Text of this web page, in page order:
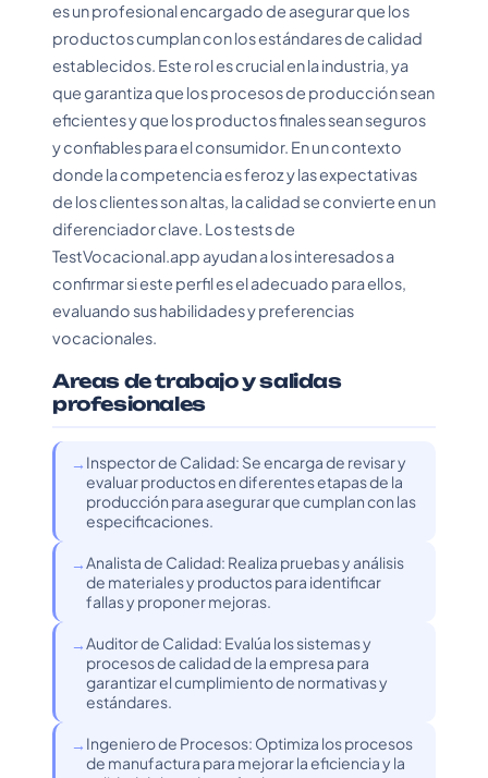
es un profesional encargado de asegurar que los
productos cumplan con los estándares de calidad
establecidos. Este rol es crucial en la industria, ya
que garantiza que los procesos de producción sean
eficientes y que los productos finales sean seguros
y confiables para el consumidor. En un contexto
donde la competencia es feroz y las expectativas
de los clientes son altas, la calidad se convierte en un
diferenciador clave. Los tests de
TestVocacional.app ayudan a los interesados a
confirmar si este perfil es el adecuado para ellos,
evaluando sus habilidades y preferencias
vocacionales.
Areas de trabajo y salidas
profesionales
Inspector de Calidad: Se encarga de revisar y
evaluar productos en diferentes etapas de la
producción para asegurar que cumplan con las
especificaciones.
Analista de Calidad: Realiza pruebas y análisis
de materiales y productos para identificar
fallas y proponer mejoras.
Auditor de Calidad: Evalúa los sistemas y
procesos de calidad de la empresa para
garantizar el cumplimiento de normativas y
estándares.
Ingeniero de Procesos: Optimiza los procesos
de manufactura para mejorar la eficiencia y la